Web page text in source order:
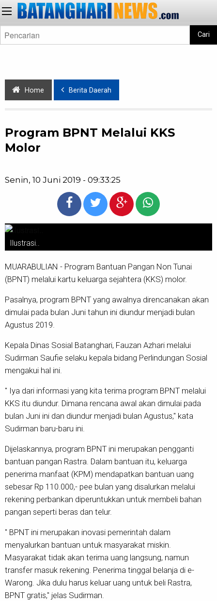
Cari
Home Berita Daerah
Program BPNT Melalui KKS
Molor
Senin, 10 Juni 2019 - 09:33:25
Ilustrasi..
MUARABULIAN - Program Bantuan Pangan Non Tunai
(BPNT) melalui kartu keluarga sejahtera (KKS) molor.
Pasalnya, program BPNT yang awalnya direncanakan akan
dimulai pada bulan Juni tahun ini diundur menjadi bulan
Agustus 2019.
Kepala Dinas Sosial Batanghari, Fauzan Azhari melalui
Sudirman Saufie selaku kepala bidang Perlindungan Sosial
mengakui hal ini.
" Iya dari informasi yang kita terima program BPNT melalui
KKS itu diundur. Dimana rencana awal akan dimulai pada
bulan Juni ini dan diundur menjadi bulan Agustus," kata
Sudirman baru-baru ini.
Dijelaskannya, program BPNT ini merupakan pengganti
bantuan pangan Rastra. Dalam bantuan itu, keluarga
penerima manfaat (KPM) mendapatkan bantuan uang
sebesar Rp 110.000,- pee bulan yang disalurkan melalui
rekening perbankan diperuntukkan untuk membeli bahan
pangan seperti beras dan telur.
" BPNT ini merupakan inovasi pemerintah dalam
menyalurkan bantuan untuk masyarakat miskin.
Masyarakat tidak akan terima uang langsung, namun
transfer masuk rekening. Penerima tinggal belanja di e-
Warong. Jika dulu harus keluar uang untuk beli Rastra,
BPNT gratis," jelas Sudirman.